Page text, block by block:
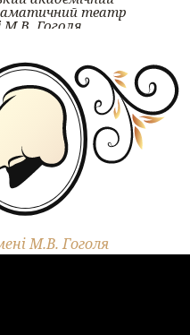
М.В. Гоголя
театр
М.В. Гоголя